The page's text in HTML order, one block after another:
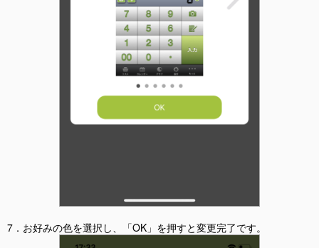
7．お好みの色を選択し、「OK」を押すと変更完了です。